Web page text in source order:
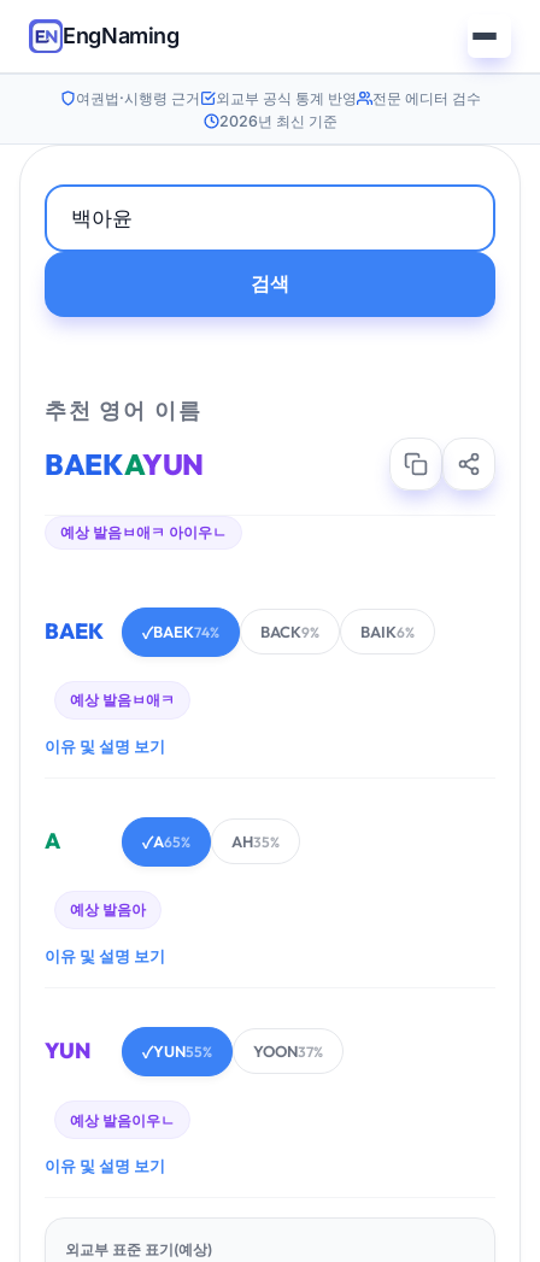
EngNaming
여권법·시행령 근거 외교부 공식 통계 반영
전문 에디터 검수
2026년 최신 기준
검색
추천 영어 이름
BAEKAYUN
예상 발음ㅂ애ㅋ 아이우ㄴ
BAEK ✓BAEK74% BACK9% BAIK6%
예상 발음ㅂ애ㅋ
이유 및 설명 보기
A ✓A65% AH35%
예상 발음아
이유 및 설명 보기
YUN ✓YUN55% YOON37%
예상 발음이우ㄴ
이유 및 설명 보기
외교부 표준 표기(예상)